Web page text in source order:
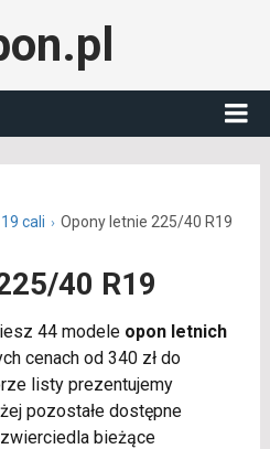
cali Opony letnie 225/40 R19
40 R19
44 modele opon letnich
cenach od 340 zł do
listy prezentujemy
pozostałe dostępne
bieżące